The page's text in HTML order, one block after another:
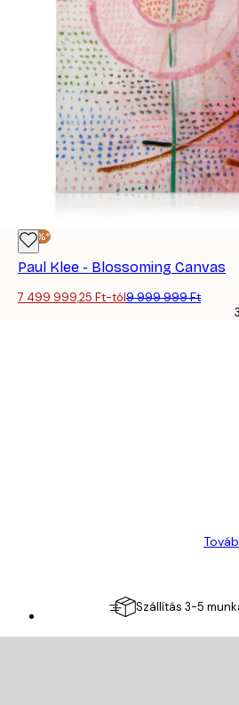
-25%*
Paul Klee - Blossoming Canvas
7 499 999,25 Ft-tól9 999 999 Ft
Szállítás 3-5